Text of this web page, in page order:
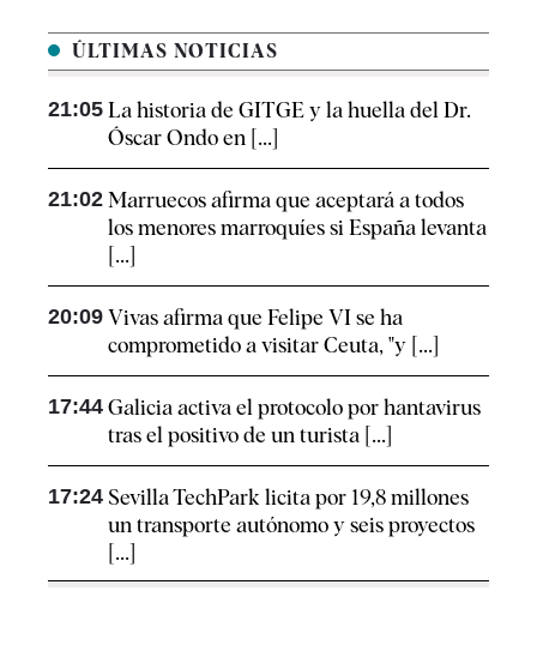
ÚLTIMAS NOTICIAS
21:05 La historia de GITGE y la huella del Dr.
Óscar Ondo en [...]
21:02 Marruecos afirma que aceptará a todos
los menores marroquíes si España levanta
[...]
20:09 Vivas afirma que Felipe VI se ha
comprometido a visitar Ceuta, "y [...]
17:44 Galicia activa el protocolo por hantavirus
tras el positivo de un turista [...]
17:24 Sevilla TechPark licita por 19,8 millones
un transporte autónomo y seis proyectos
[...]